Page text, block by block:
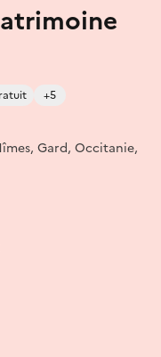
+5
Gard, Occitanie,